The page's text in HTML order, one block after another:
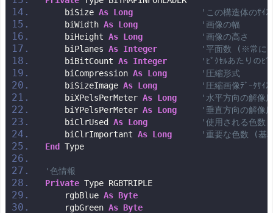
    biSize
As Long
'この構造体のｻｲｽ
    biWidth
As Long
'画像の幅
    biHeight
As Long
'画像の高さ
    biPlanes
As Integer
'平面数 (※常に
    biBitCount
As Integer
'ﾋﾟｸｾﾙあたりのﾋ
    biCompression
As Long
'圧縮形式
    biSizeImage
As Long
'圧縮画像ﾃﾞｰﾀｻｲｽ
    biXPelsPerMeter
As Long
'水平方向の解像
    biYPelsPerMeter
As Long
'垂直方向の解像
    biClrUsed
As Long
'使用される色数
    biClrImportant
As Long
'重要な色数 (基
End Type
'色情報
Private Type RGBTRIPLE
    rgbBlue
As Byte
    rgbGreen
As Byte